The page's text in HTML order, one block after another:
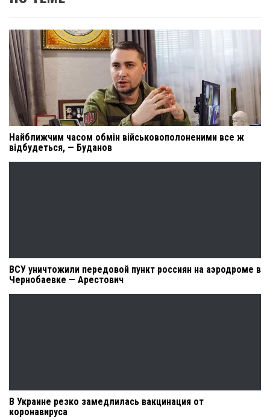
Найближчим часом обмін військовополоненими все ж
відбудеться, — Буданов
ВСУ уничтожили передовой пункт россиян на аэродроме в
Чернобаевке — Арестович
В Украине резко замедлилась вакцинация от
коронавируса